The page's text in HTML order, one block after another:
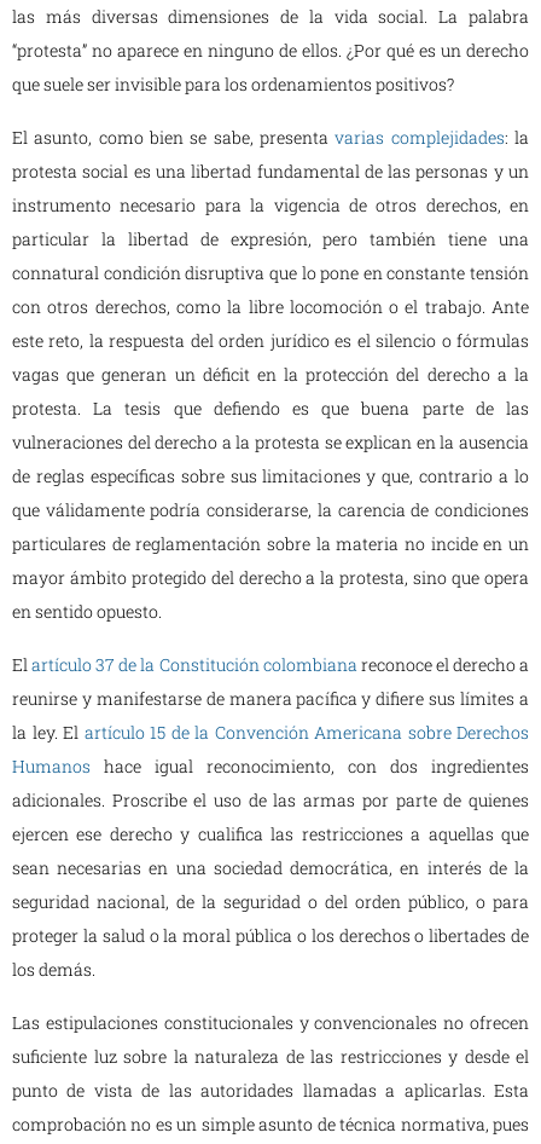
las más diversas dimensiones de la vida social. La palabra
“protesta” no aparece en ninguno de ellos. ¿Por qué es un derecho
que suele ser invisible para los ordenamientos positivos?
El asunto, como bien se sabe, presenta varias complejidades: la
protesta social es una libertad fundamental de las personas y un
instrumento necesario para la vigencia de otros derechos, en
particular la libertad de expresión, pero también tiene una
connatural condición disruptiva que lo pone en constante tensión
con otros derechos, como la libre locomoción o el trabajo. Ante
este reto, la respuesta del orden jurídico es el silencio o fórmulas
vagas que generan un déficit en la protección del derecho a la
protesta. La tesis que defiendo es que buena parte de las
vulneraciones del derecho a la protesta se explican en la ausencia
de reglas específicas sobre sus limitaciones y que, contrario a lo
que válidamente podría considerarse, la carencia de condiciones
particulares de reglamentación sobre la materia no incide en un
mayor ámbito protegido del derecho a la protesta, sino que opera
en sentido opuesto.
Elartículo 37 de la Constitución colombianareconoce el derecho a
reunirse y manifestarse de manera pacífica y difiere sus límites a
la ley. El artículo 15 de la Convención Americana sobre Derechos
Humanos
hace igual reconocimiento, con dos ingredientes
adicionales. Proscribe el uso de las armas por parte de quienes
ejercen ese derecho y cualifica las restricciones a aquellas que
sean necesarias en una sociedad democrática, en interés de la
seguridad nacional, de la seguridad o del orden público, o para
proteger la salud o la moral pública o los derechos o libertades de
los demás.
Las estipulaciones constitucionales y convencionales no ofrecen
suficiente luz sobre la naturaleza de las restricciones y desde el
punto de vista de las autoridades llamadas a aplicarlas. Esta
comprobación no es un simple asunto de técnica normativa, pues